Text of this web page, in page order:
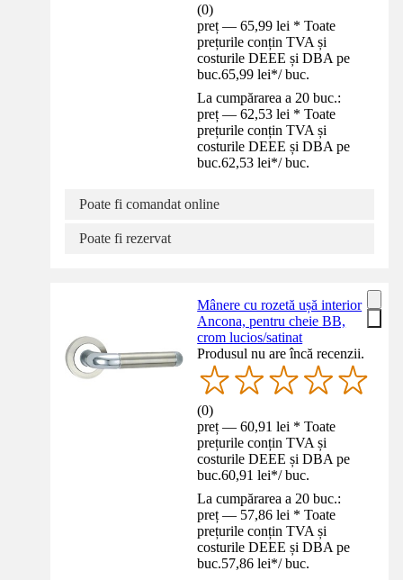
(0)
preț — 65,99 lei * Toate
prețurile conțin TVA și
costurile DEEE și DBA pe
buc.65,99 lei*/ buc.
La cumpărarea a 20 buc.:
preț — 62,53 lei * Toate
prețurile conțin TVA și
costurile DEEE și DBA pe
buc.62,53 lei*/ buc.
Poate fi comandat online
Poate fi rezervat
Mânere cu rozetă ușă interior
Ancona, pentru cheie BB,
crom lucios/satinat
Produsul nu are încă recenzii.
(0)
preț — 60,91 lei * Toate
prețurile conțin TVA și
costurile DEEE și DBA pe
buc.60,91 lei*/ buc.
La cumpărarea a 20 buc.:
preț — 57,86 lei * Toate
prețurile conțin TVA și
costurile DEEE și DBA pe
buc.57,86 lei*/ buc.